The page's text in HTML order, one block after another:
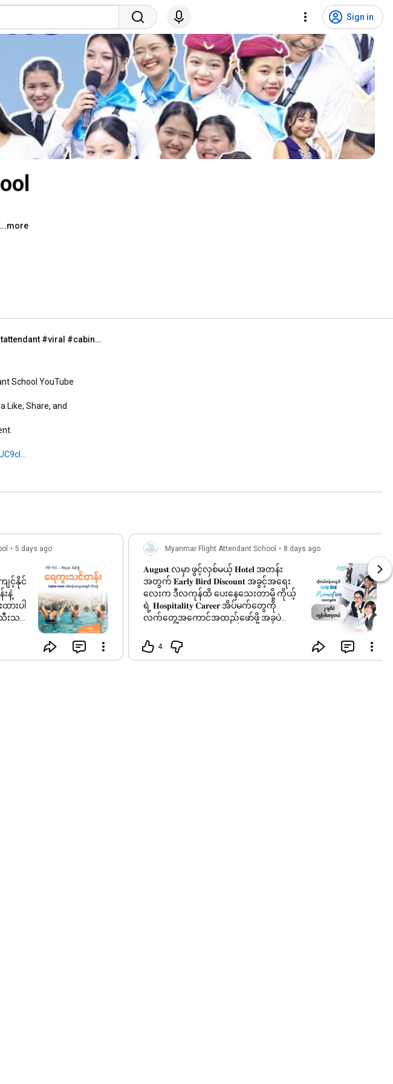
Sign in
...more
How to start the class #mfas #flightattendant #viral #cabincrew #training #trending
School YouTube
Like, Share, and
of the Copyright Act
for purposes such as
scholarship, and
by copyright statute that
educational or
of fair use.
• 5 days ago
ပြီ
Myanmar Flight Attendant School • 8 days ago
𝐀𝐮𝐠𝐮𝐬𝐭 လမှာ ဖွင့်လှစ်မယ့် 𝐇𝐨𝐭𝐞𝐥 အတန်း
အတွက် 𝐄𝐚𝐫𝐥𝐲 𝐁𝐢𝐫𝐝 𝐃𝐢𝐬𝐜𝐨𝐮𝐧𝐭 အခွင့်အရေး
လေးက ဒီလကုန်ထိ ပေးနေသေးတာမို့ ကိုယ့်
ရဲ့ 𝐇𝐨𝐬𝐩𝐢𝐭𝐚𝐥𝐢𝐭𝐲 𝐂𝐚𝐫𝐞𝐞𝐫 အိပ်မက်တွေကို
လက်တွေ့အကောင်အထည်ဖော်ဖို့ အခုပဲ
#myanmarflightattendantschool
#HospitalityCareer
4